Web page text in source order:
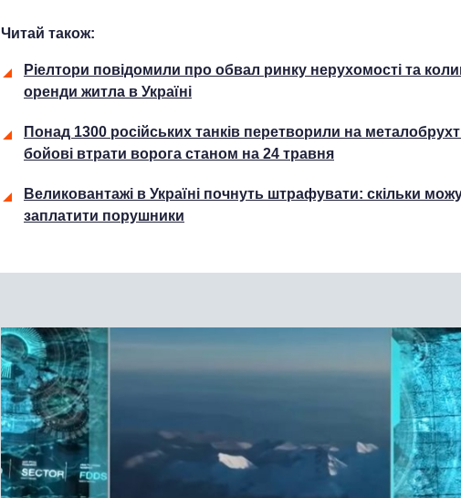
Читай також:
Ріелтори повідомили про обвал ринку нерухомості та
оренди житла в Україні
Понад 1300 російських танків перетворили на
бойові втрати ворога станом на 24 травня
Великовантажі в Україні почнуть штрафувати: скільки
заплатити порушники